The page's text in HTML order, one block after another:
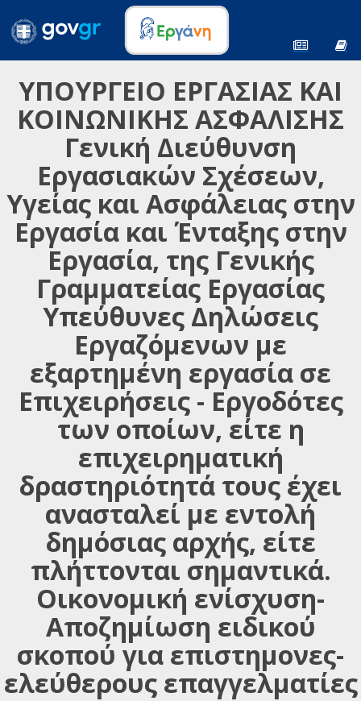
ΥΠΟΥΡΓΕΙΟ ΕΡΓΑΣΙΑΣ ΚΑΙ
ΚΟΙΝΩΝΙΚΗΣ ΑΣΦΑΛΙΣΗΣ
Γενική Διεύθυνση
Εργασιακών Σχέσεων,
Υγείας και Ασφάλειας στην
Εργασία και Ένταξης στην
Εργασία, της Γενικής
Γραμματείας Εργασίας
Υπεύθυνες Δηλώσεις
Εργαζόμενων με
εξαρτημένη εργασία σε
Επιχειρήσεις - Εργοδότες
των οποίων, είτε η
επιχειρηματική
δραστηριότητά τους έχει
ανασταλεί με εντολή
δημόσιας αρχής, είτε
πλήττονται σημαντικά.
Οικονομική ενίσχυση-
Αποζημίωση ειδικού
σκοπού για επιστημονες-
ελεύθερους επαγγελματίες